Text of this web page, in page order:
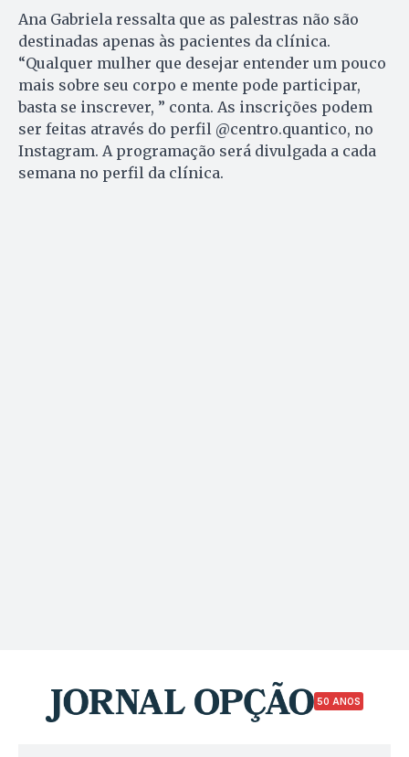
Ana Gabriela ressalta que as palestras não são
destinadas apenas às pacientes da clínica.
“Qualquer mulher que desejar entender um pouco
mais sobre seu corpo e mente pode participar,
basta se inscrever, ” conta. As inscrições podem
ser feitas através do perfil @centro.quantico, no
Instagram. A programação será divulgada a cada
semana no perfil da clínica.
50 ANOS